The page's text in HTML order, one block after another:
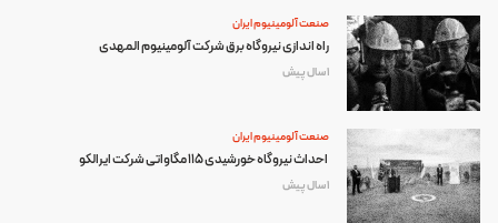
صنعت آلومینیوم ایران
راه اندازی نیروگاه برق شرکت آلومینیوم المهدی
1 سال پیش
صنعت آلومینیوم ایران
احداث نیروگاه خورشیدی ۱۱۵ مگاواتی شرکت ایرالکو
1 سال پیش